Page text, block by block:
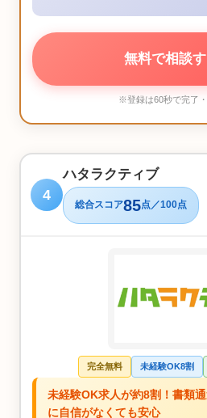
無料で相談
※登録は60秒で完了
4
ハタラクティブ
総合スコア85点／100点
完全無料 未経験OK8割
未経験OK求人が約8割！書類
に自信がなくても安心